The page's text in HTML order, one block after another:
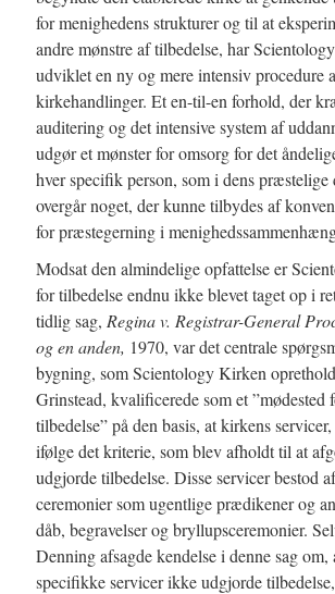
for menighedens strukturer og til at
andre mønstre af tilbedelse, har
udviklet en ny og mere intensiv procedure
kirkehandlinger. Et en-til-en forhold, der
auditering og det intensive system af
udgør et mønster for omsorg for det
hver specifik person, som i dens præstelige
overgår noget, der kunne tilbydes af
for præstegerning i
Modsat den almindelige opfattelse er
for tilbedelse endnu ikke blevet taget op i
tidlig sag, Regina v. Registrar-General
og en anden, 1970, var det centrale
bygning, som Scientology Kirken
Grinstead, kvalificerede som et ”mødested
tilbedelse” på den basis, at kirkens
ifølge det kriterie, som blev afholdt til at
udgjorde tilbedelse. Disse servicer bestod
ceremonier som ugentlige prædikener og
dåb, begravelser og bryllupsceremonier.
Denning afsagde kendelse i denne sag om,
specifikke servicer ikke udgjorde